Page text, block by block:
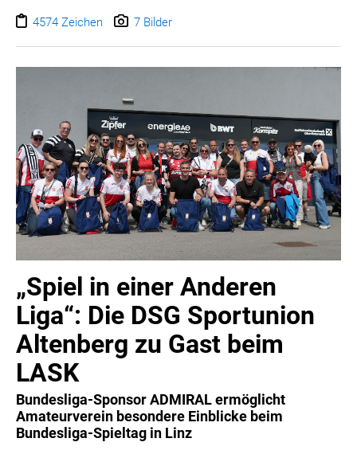
MEDIA
PRESSEKONTAKT
Burgenland außergewöhnliche Einblicke in den
4574 Zeichen 7 Bilder
„Spiel in einer Anderen
Liga“: Die DSG Sportunion
Altenberg zu Gast beim
LASK
Bundesliga-Sponsor ADMIRAL ermöglicht
Amateurverein besondere Einblicke beim
Bundesliga-Spieltag in Linz